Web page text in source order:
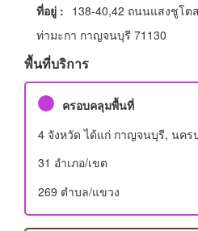
ที่อยู่ : 138-40,42 ถนนแสงชูโต
ท่ามะกา กาญจนบุรี 71130
พื้นที่บริการ
ครอบคลุมพื้นที่
4 จังหวัด ได้แก่ กาญจนบุรี, นค
31 อําเภอ/เขต
269 ตำบล/แขวง